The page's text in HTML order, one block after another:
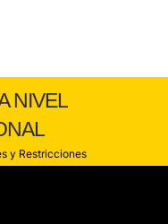
NIVEL
y Restricciones